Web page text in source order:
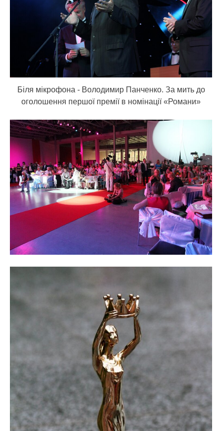
Біля мікрофона - Володимир Панченко. За мить до
оголошення першої премії в номінації «Романи»